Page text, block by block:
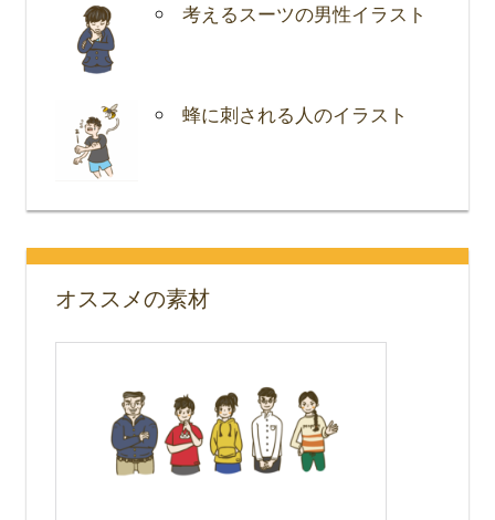
考えるスーツの男性イラスト
蜂に刺される人のイラスト
オススメの素材